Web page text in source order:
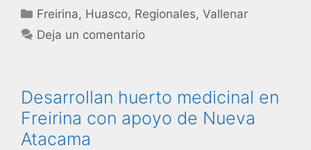
Freirina, Huasco, Regionales,Vallenar
Deja un comentario
Desarrollan huerto medicinal en
Freirina con apoyo de Nueva
Atacama